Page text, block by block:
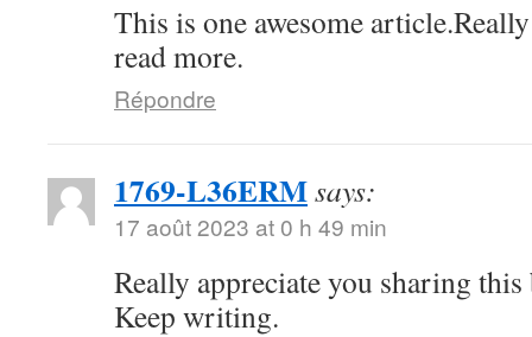
This is one awesome
read more.
Répondre
1769-L36ERMsays:
17 août 2023 at 0 h 49 min
Really appreciate you sharing
Keep writing.